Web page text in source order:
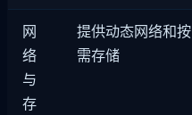
网
络
与
存
提供动态网络和按
需存储